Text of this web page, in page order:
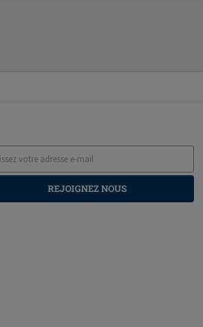
REJOIGNEZ NOUS